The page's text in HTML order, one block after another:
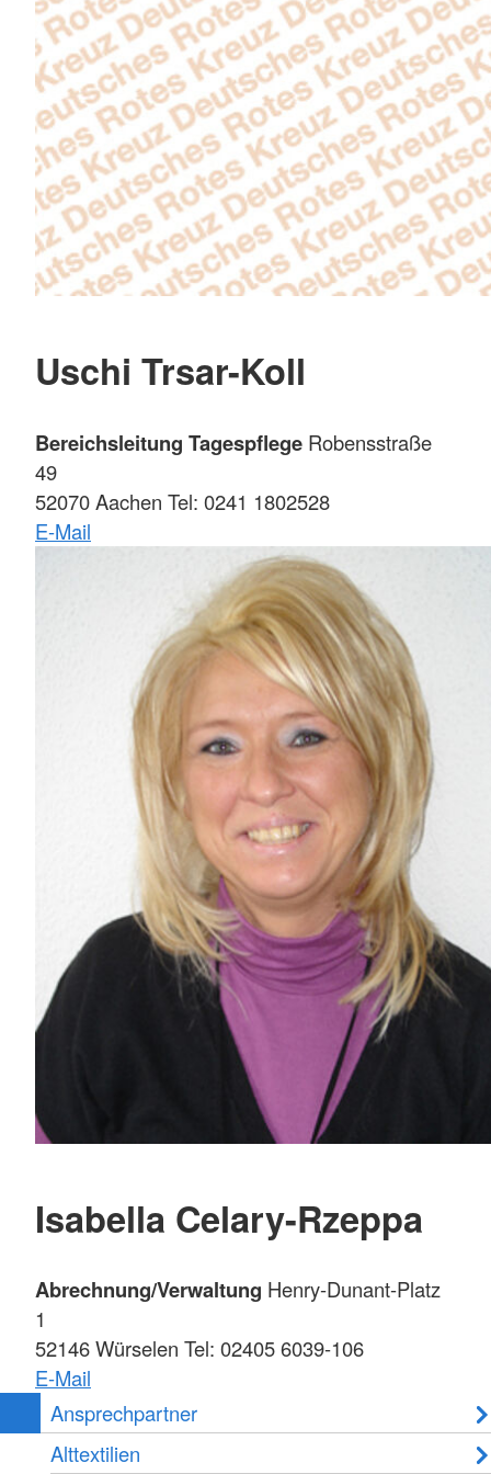
Uschi Trsar-Koll
Bereichsleitung Tagespflege Robensstraße
49
52070 Aachen Tel: 0241 1802528
E-Mail
Isabella Celary-Rzeppa
Abrechnung/Verwaltung Henry-Dunant-Platz
1
52146 Würselen Tel: 02405 6039-106
E-Mail
Ansprechpartner
Alttextilien